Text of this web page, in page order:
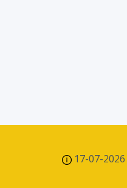
17-07-2026